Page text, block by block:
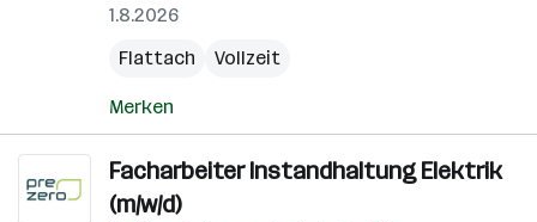
1.8.2026
Flattach
Vollzeit
Merken
Facharbeiter Instandhaltung Elektrik
(m/w/d)